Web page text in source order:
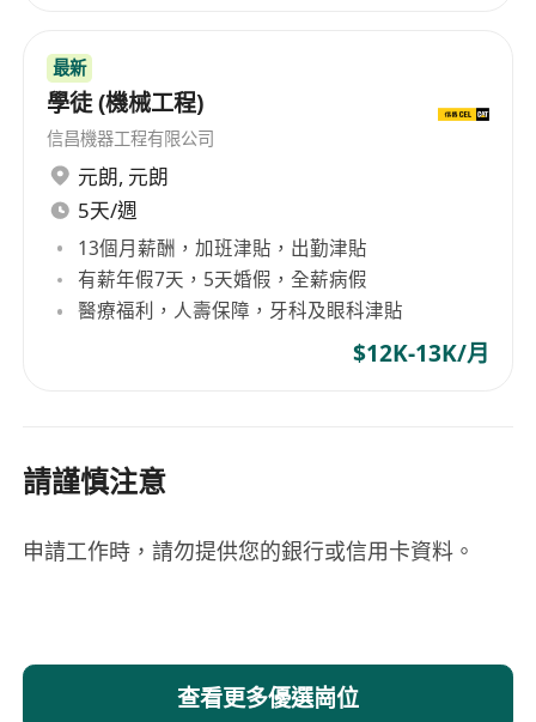
最新
學徒 (機械工程)
信昌機器工程有限公司
元朗, 元朗
5天/週
13個月薪酬，加班津貼，出勤津貼
有薪年假7天，5天婚假，全薪病假
醫療福利，人壽保障，牙科及眼科津貼
$12K-13K/月
請謹慎注意
申請工作時，請勿提供您的銀行或信用卡資料。
查看更多優選崗位